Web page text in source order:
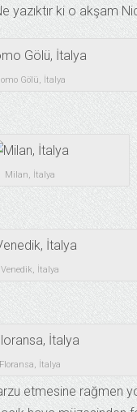
ki o akşam
Gölü, İtalya
Milan, İtalya
Venedik, İtalya
Floransa, İtalya
etmesine rağmen